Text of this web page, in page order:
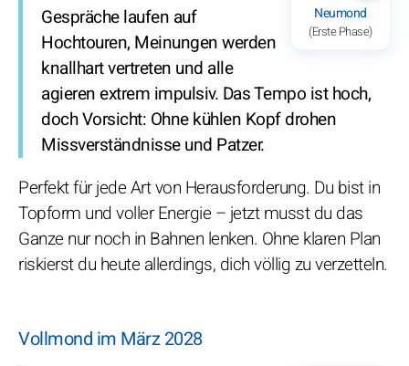
Neumond
(Erste Phase)
Gespräche laufen auf
Hochtouren, Meinungen werden
knallhart vertreten und alle
agieren extrem impulsiv. Das Tempo ist hoch,
doch Vorsicht: Ohne kühlen Kopf drohen
Missverständnisse und Patzer.
Perfekt für jede Art von Herausforderung. Du bist in
Topform und voller Energie – jetzt musst du das
Ganze nur noch in Bahnen lenken. Ohne klaren Plan
riskierst du heute allerdings, dich völlig zu verzetteln.
Vollmond im März 2028